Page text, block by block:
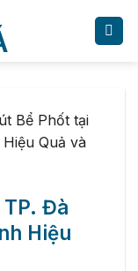
Bể Phốt tại
Quả và
Đà
Hiệu